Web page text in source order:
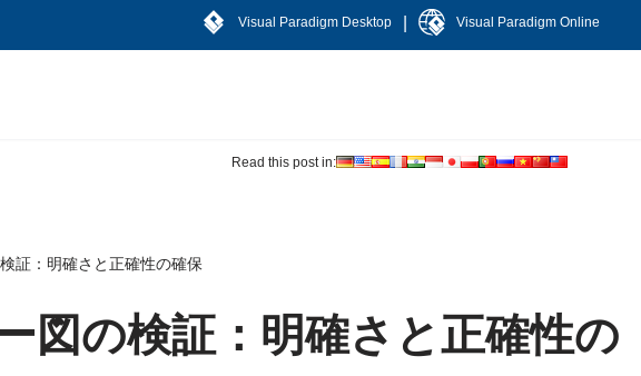
Visual Paradigm Desktop Visual Paradigm Online
Read this post in:
証：明確さと正確性の確保
図の検証：明確さと正確性の